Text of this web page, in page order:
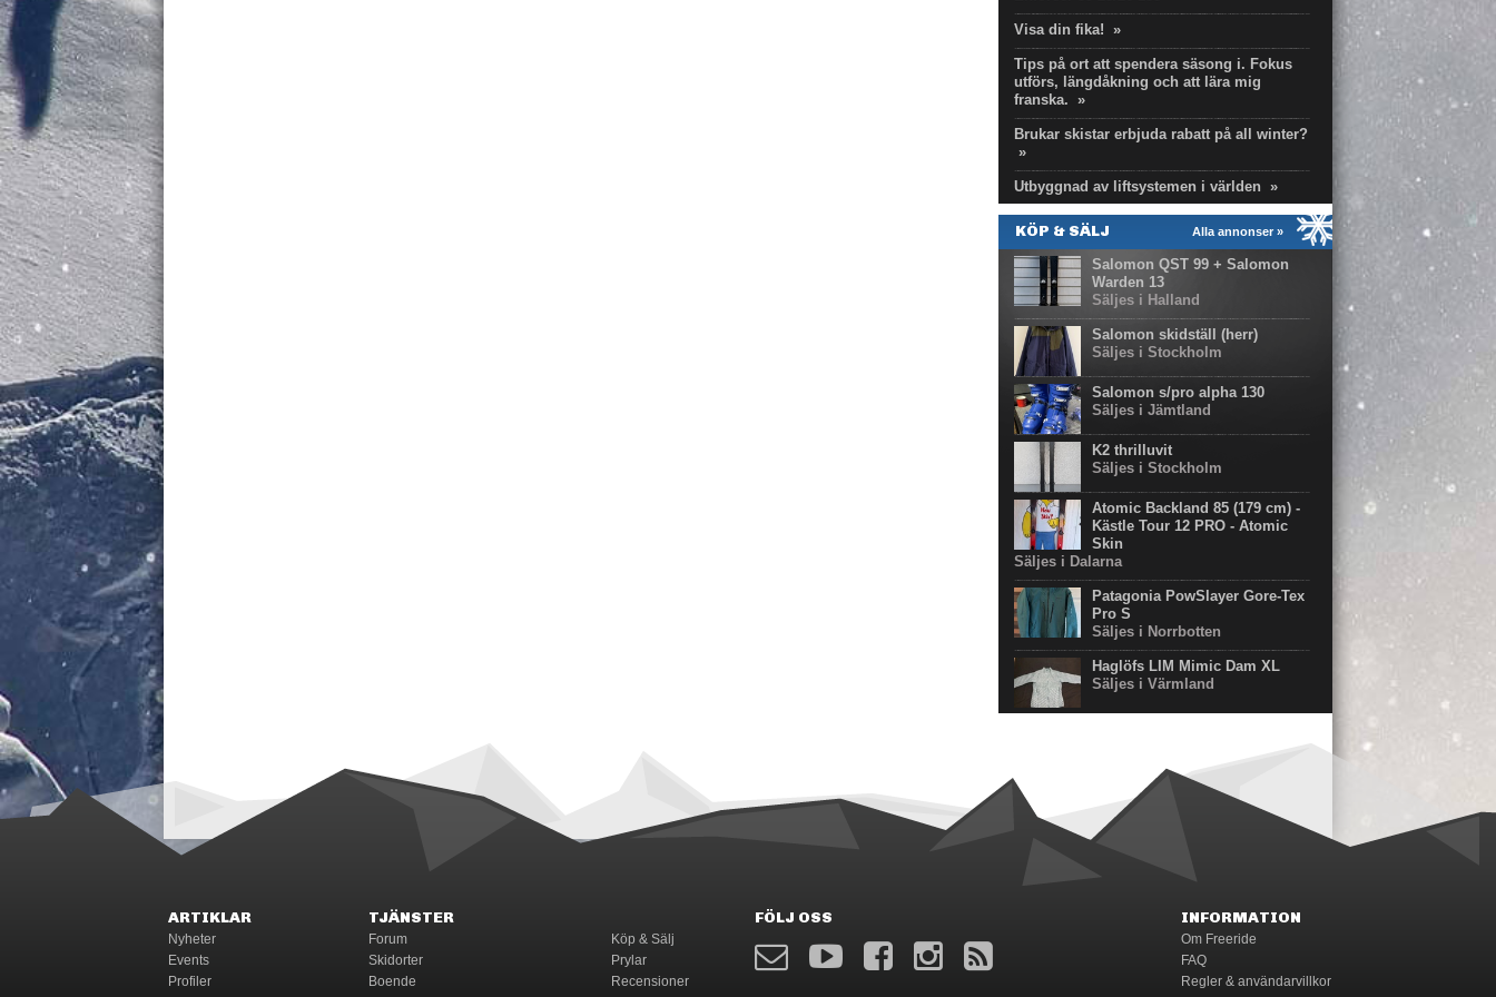
Visa din fika! »
Tips på ort att spendera säsong i. Fokus
utförs, längdåkning och att lära mig
franska. »
Brukar skistar erbjuda rabatt på all winter?
»
Utbyggnad av liftsystemen i världen »
Alla annonser »
KÖP & SÄLJ
Salomon QST 99 + Salomon
Warden 13
Säljes i Halland
Salomon skidställ (herr)
Säljes i Stockholm
Salomon s/pro alpha 130
Säljes i Jämtland
K2 thrilluvit
Säljes i Stockholm
Atomic Backland 85 (179 cm) -
Kästle Tour 12 PRO - Atomic
Skin
Säljes i Dalarna
Patagonia PowSlayer Gore-Tex
Pro S
Säljes i Norrbotten
Haglöfs LIM Mimic Dam XL
Säljes i Värmland
ARTIKLAR
Nyheter
Events
Profiler
TJÄNSTER
Forum
Skidorter
Boende
Köp & Sälj
Prylar
Recensioner
FÖLJ OSS INFORMATION
Om Freeride
FAQ
Regler & användarvillkor